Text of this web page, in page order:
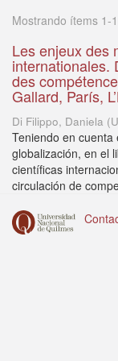
Mostrando ítems 1-
Les enjeux des
internationales.
des
Gallard, París,
Di Filippo, Daniela (
Teniendo en
globalización, en el
científicas
circulación de